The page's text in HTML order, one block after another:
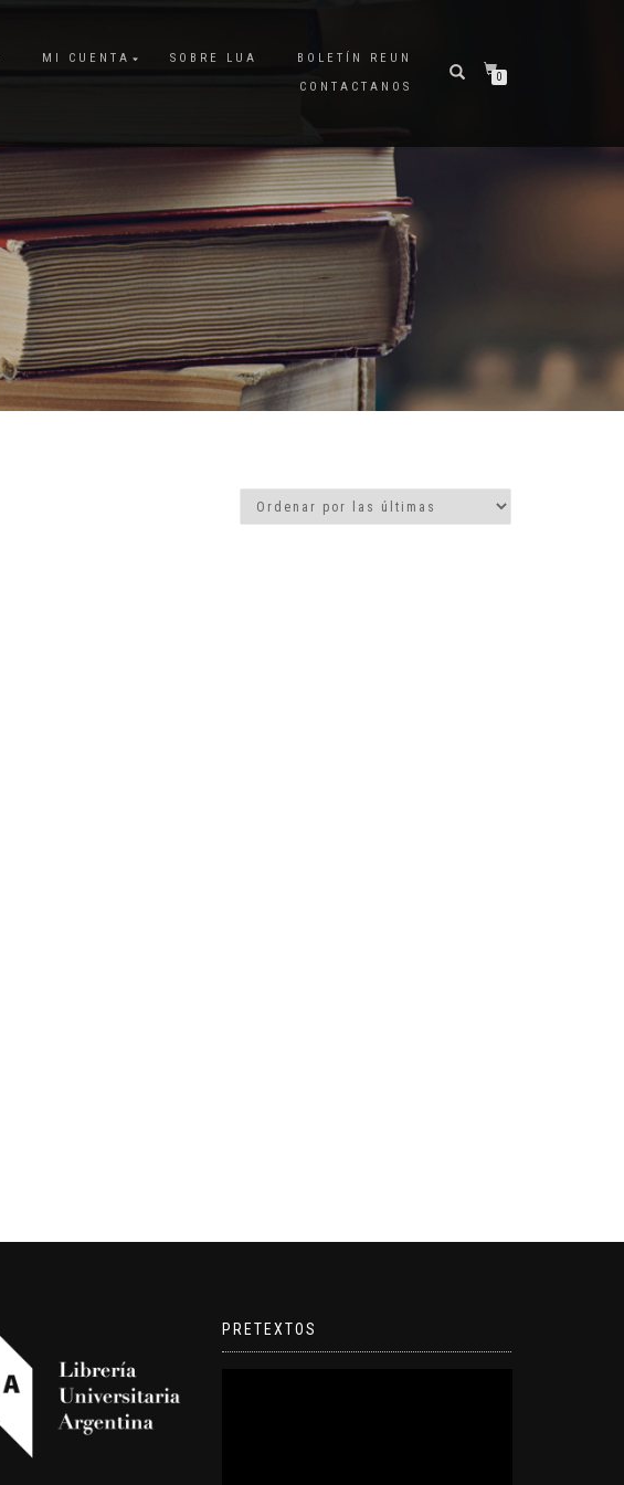
MI CUENTA SOBRE LUA
BOLETÍN REUN
CONTACTANOS
0
PRETEXTOS